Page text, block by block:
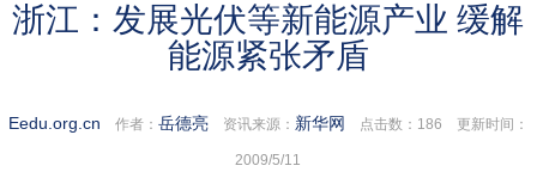
浙江：发展光伏等新能源产业 缓解
能源紧张矛盾
Eedu.org.cn 作者： 岳德亮资讯来源： 新华网 点击数： 186 更新时间：
2009/5/11